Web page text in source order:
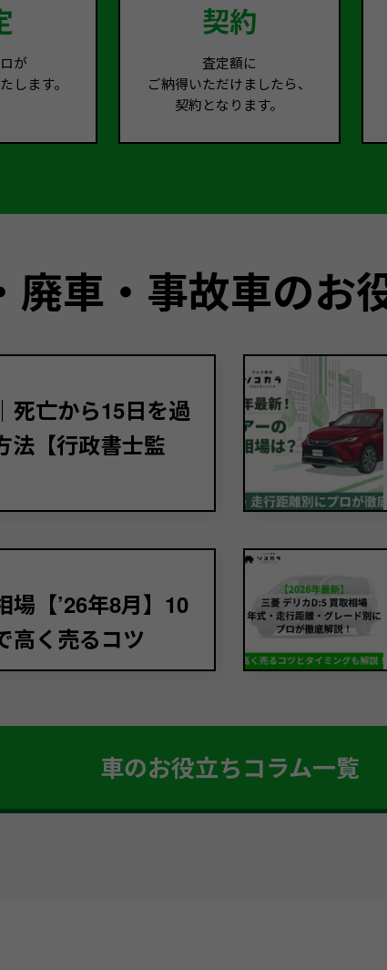
が
します。
契約
査定額に
ご納得いただけましたら、
契約となります。
廃車・事故車のお
死亡から15日を過
法【行政書士監
場【’26年8月】10
高く売るコツ
車のお役立ちコラム一覧